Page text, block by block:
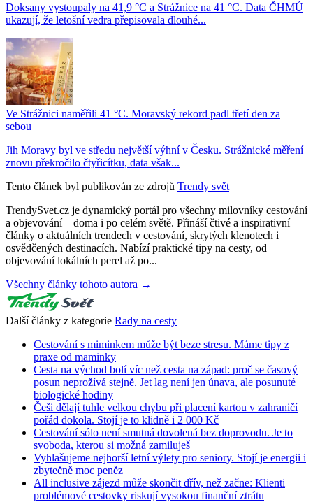
Doksany vystoupaly na 41,9 °C a Strážnice na 41 °C. Data ČHMÚ
ukazují, že letošní vedra přepisovala dlouhé...
Ve Strážnici naměřili 41 °C. Moravský rekord padl třetí den za
sebou
Jih Moravy byl ve středu největší výhní v Česku. Strážnické měření
znovu překročilo čtyřicítku, data však...
Tento článek byl publikován ze zdrojů Trendy svět
TrendySvet.cz je dynamický portál pro všechny milovníky cestování
a objevování – doma i po celém světě. Přináší čtivé a inspirativní
články o aktuálních trendech v cestování, skrytých klenotech i
osvědčených destinacích. Nabízí praktické tipy na cesty, od
objevování lokálních perel až po...
Všechny články tohoto autora →
Další články z kategorie Rady na cesty
Cestování s miminkem může být beze stresu. Máme tipy z
praxe od maminky
Cesta na východ bolí víc než cesta na západ: proč se časový
posun neprožívá stejně. Jet lag není jen únava, ale posunuté
biologické hodiny
Češi dělají tuhle velkou chybu při placení kartou v zahraničí
pořád dokola. Stojí je to klidně i 2 000 Kč
Cestování sólo není smutná dovolená bez doprovodu. Je to
svoboda, kterou si možná zamiluješ
Vyhlašujeme nejhorší letní výlety pro seniory. Stojí je energii i
zbytečně moc peněz
All inclusive zájezd může skončit dřív, než začne: Klienti
problémové cestovky riskují vysokou finanční ztrátu